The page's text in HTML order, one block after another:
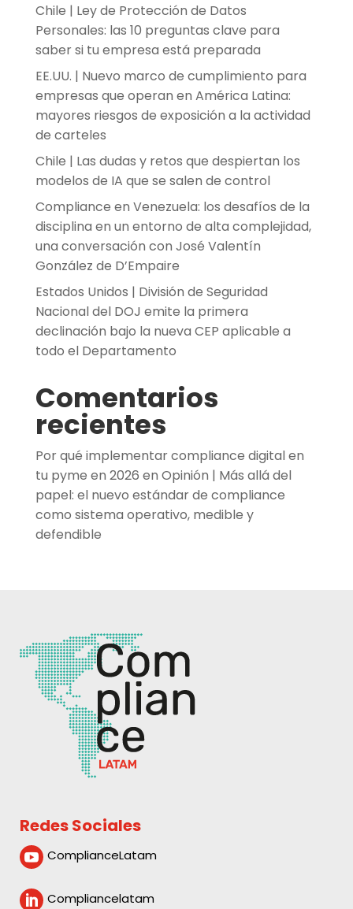
Chile | Ley de Protección de Datos
Personales: las 10 preguntas clave para
saber si tu empresa está preparada
EE.UU. | Nuevo marco de cumplimiento para
empresas que operan en América Latina:
mayores riesgos de exposición a la actividad
de carteles
Chile | Las dudas y retos que despiertan los
modelos de IA que se salen de control
Compliance en Venezuela: los desafíos de la
disciplina en un entorno de alta complejidad,
una conversación con José Valentín
González de D’Empaire
Estados Unidos | División de Seguridad
Nacional del DOJ emite la primera
declinación bajo la nueva CEP aplicable a
todo el Departamento
Comentarios
recientes
Por qué implementar compliance digital en
tu pyme en 2026 en Opinión | Más allá del
papel: el nuevo estándar de compliance
como sistema operativo, medible y
defendible
Redes Sociales
 ComplianceLatam
 Compliancelatam